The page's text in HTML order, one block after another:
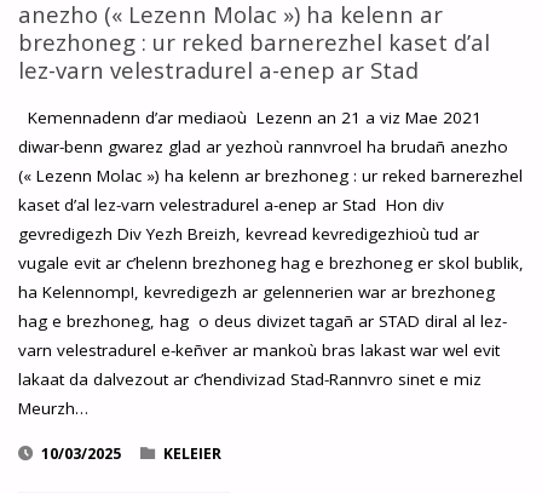
C’HELENN
PUBLIK
EL
LIGER-
ATLANTEL
(5/05/2025) "
anezho (« Lezenn Molac ») ha kelenn ar
brezhoneg : ur reked barnerezhel kaset d’al
lez-varn velestradurel a-enep ar Stad
Kemennadenn d’ar mediaoù Lezenn an 21 a viz Mae 2021
diwar-benn gwarez glad ar yezhoù rannvroel ha brudañ anezho
(« Lezenn Molac ») ha kelenn ar brezhoneg : ur reked barnerezhel
kaset d’al lez-varn velestradurel a-enep ar Stad Hon div
gevredigezh Div Yezh Breizh, kevread kevredigezhioù tud ar
vugale evit ar c’helenn brezhoneg hag e brezhoneg er skol bublik,
ha Kelennomp!, kevredigezh ar gelennerien war ar brezhoneg
hag e brezhoneg, hag o deus divizet tagañ ar STAD diral al lez-
varn velestradurel e-keñver ar mankoù bras lakast war wel evit
lakaat da dalvezout ar c’hendivizad Stad-Rannvro sinet e miz
Meurzh…
10/03/2025 KELEIER